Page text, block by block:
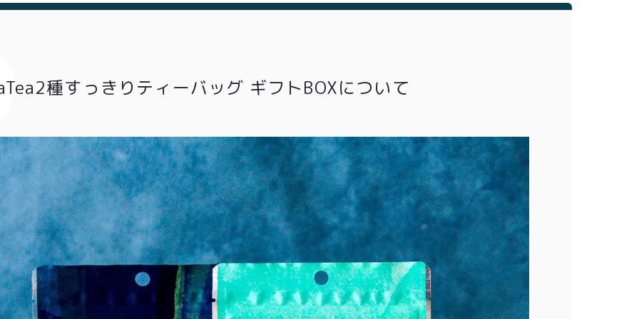
種すっきりティーバッグ ギフトBOXについて